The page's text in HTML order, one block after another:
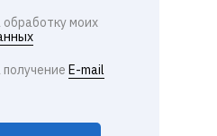
моих
E-mail